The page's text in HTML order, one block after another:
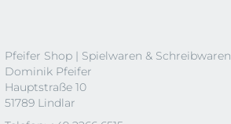
Pfeifer Shop | Spielwaren & Schreibwaren
Dominik Pfeifer
Hauptstraße 10
51789 Lindlar